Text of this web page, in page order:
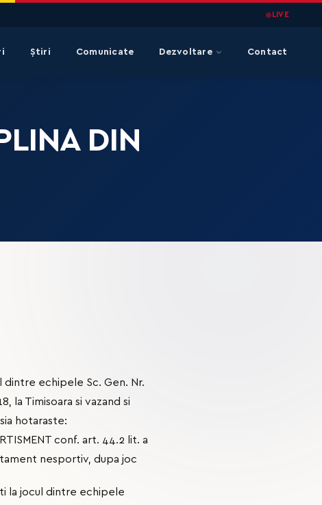
LIVE
Știri Comunicate Dezvoltare Contact
DIN
dintre echipele Sc. Gen. Nr.
la Timisoara si vazand si
hotaraste:
conf. art. 44.2 lit. a
nesportiv, dupa joc
la jocul dintre echipele